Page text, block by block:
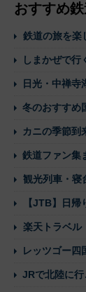
おすすめ
鉄道の旅を楽
しまかぜで行
日光・中禅寺
冬のおすすめ
カニの季節到
鉄道ファン集
観光列車・寝
【JTB】日帰
楽天トラベ
レッツゴー四
JRで北陸に行